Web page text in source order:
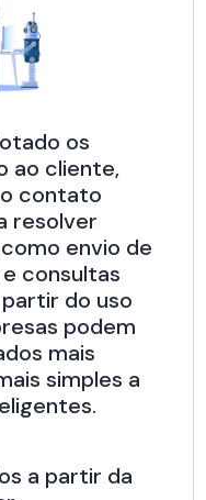
os
ao cliente,
contato
resolver
envio de
consultas
do uso
podem
mais
simples a
a partir da